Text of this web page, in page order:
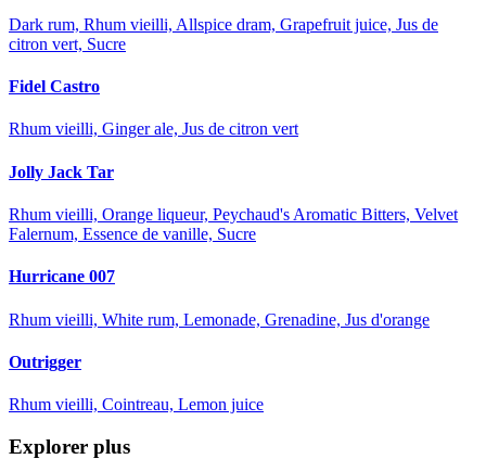
Dark rum, Rhum vieilli, Allspice dram, Grapefruit juice, Jus de
citron vert, Sucre
Fidel Castro
Rhum vieilli, Ginger ale, Jus de citron vert
Jolly Jack Tar
Rhum vieilli, Orange liqueur, Peychaud's Aromatic Bitters, Velvet
Falernum, Essence de vanille, Sucre
Hurricane 007
Rhum vieilli, White rum, Lemonade, Grenadine, Jus d'orange
Outrigger
Rhum vieilli, Cointreau, Lemon juice
Explorer plus